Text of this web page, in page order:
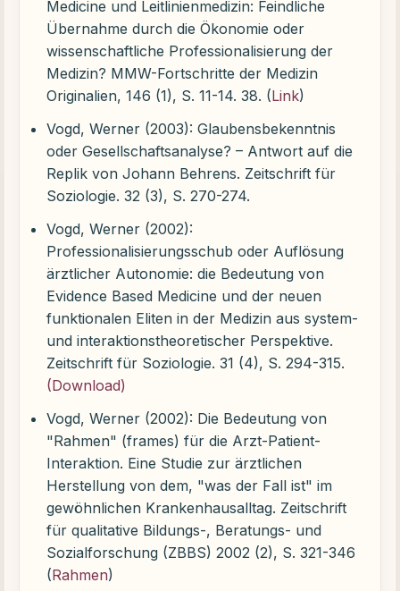
Medicine und Leitlinienmedizin: Feindliche
Übernahme durch die Ökonomie oder
wissenschaftliche Professionalisierung der
Medizin? MMW-Fortschritte der Medizin
Originalien, 146 (1), S. 11-14. 38. (Link)
Vogd, Werner (2003): Glaubensbekenntnis
oder Gesellschaftsanalyse? – Antwort auf die
Replik von Johann Behrens. Zeitschrift für
Soziologie. 32 (3), S. 270-274.
Vogd, Werner (2002):
Professionalisierungsschub oder Auflösung
ärztlicher Autonomie: die Bedeutung von
Evidence Based Medicine und der neuen
funktionalen Eliten in der Medizin aus system-
und interaktionstheoretischer Perspektive.
Zeitschrift für Soziologie. 31 (4), S. 294-315.
(Download)
Vogd, Werner (2002): Die Bedeutung von
"Rahmen" (frames) für die Arzt-Patient-
Interaktion. Eine Studie zur ärztlichen
Herstellung von dem, "was der Fall ist" im
gewöhnlichen Krankenhausalltag. Zeitschrift
für qualitative Bildungs-, Beratungs- und
Sozialforschung (ZBBS) 2002 (2), S. 321-346
(Rahmen)